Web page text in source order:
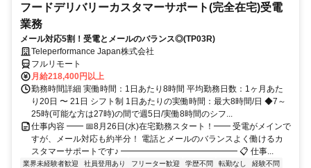
フードデリバリーカスタマーサポート(完全在宅)受電
業務
メール対応5割！受電とメールのバランス◎(TP03R)
Teleperformance Japan株式会社
フルリモート
月給218,400円以上
勤務時間詳細 実働時間：1日あたり8時間 平均勤務日数：1ヶ月あた
り20日 〜 21日 シフト制 1日あたりの実働時間：最大8時間/日 ◆7～
25時(可能な方は27時)の間で週5日/実働8時間のシフ...
仕事内容 ━━ 📅8月26日(水)在宅勤務スタート！━━ 受電がメインで
すが、メール対応も約半分！ 電話とメールのバランスよく働けるカ
スタマーサポートです♪ ━━━━━━━━━━━━━━ 📋 仕事...
業界未経験者歓迎 社員登用あり フリーター歓迎 学歴不問 転勤なし
経験不問